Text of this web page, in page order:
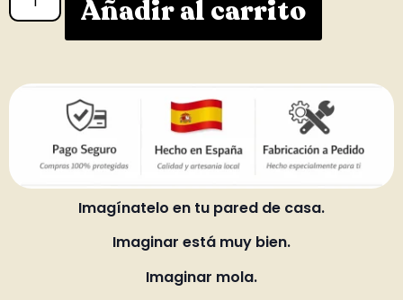
Añadir al carrito
Imagínatelo en tu pared de casa.
Imaginar está muy bien.
Imaginar mola.